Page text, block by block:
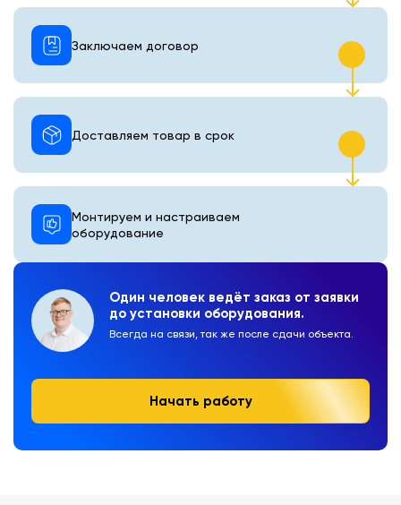
Один человек ведёт заказ от заявки
до установки оборудования.
Всегда на связи, так же после сдачи объекта.
Начать работу
Монтируем и настраиваем
оборудование
Доставляем товар в срок
Заключаем договор